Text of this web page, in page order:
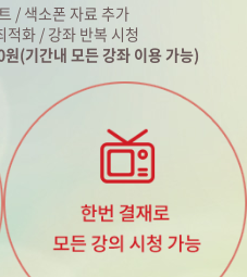
/ 색소폰 자료 추가
화 / 강좌 반복 시청
(기간내 모든 강좌 이용 가능)